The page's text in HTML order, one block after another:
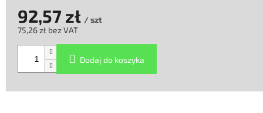
92,57 zł / szt
75,26 zł bez VAT
jednostkowa:
Dodaj do koszyka